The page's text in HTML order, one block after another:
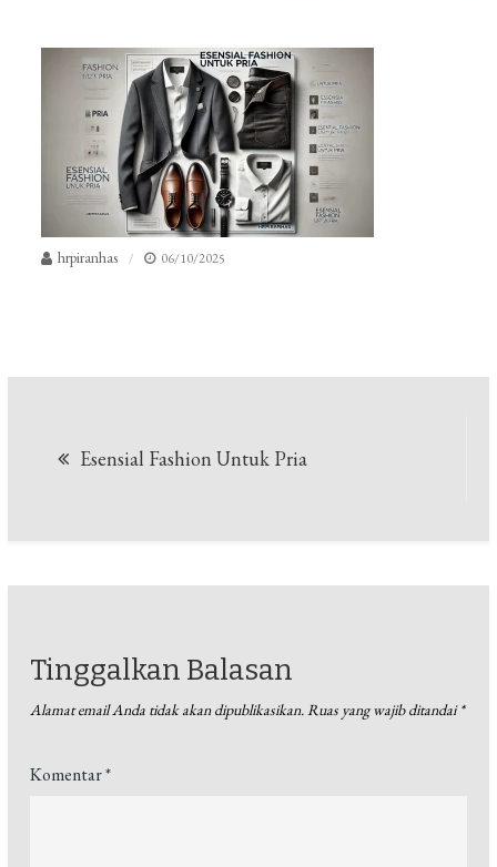
hrpiranhas 06/10/2025
Esensial Fashion Untuk Pria
Tinggalkan Balasan
Alamat email Anda tidak akan dipublikasikan.Ruas yang wajib ditandai*
Komentar*